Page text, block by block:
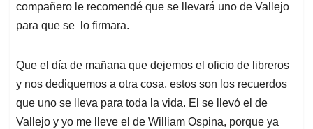
compañero le recomendé que se llevará uno de Vallejo
para que se lo firmara.
Que el día de mañana que dejemos el oficio de libreros
y nos dediquemos a otra cosa, estos son los recuerdos
que uno se lleva para toda la vida. El se llevó el de
Vallejo y yo me lleve el de William Ospina, porque ya